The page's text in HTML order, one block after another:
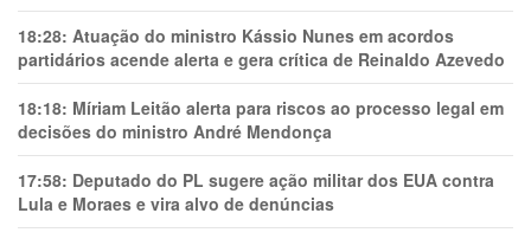
18:28: Atuação do ministro Kássio Nunes em acordos
partidários acende alerta e gera crítica de Reinaldo Azevedo
18:18: Míriam Leitão alerta para riscos ao processo legal em
decisões do ministro André Mendonça
17:58: Deputado do PL sugere ação militar dos EUA contra
Lula e Moraes e vira alvo de denúncias